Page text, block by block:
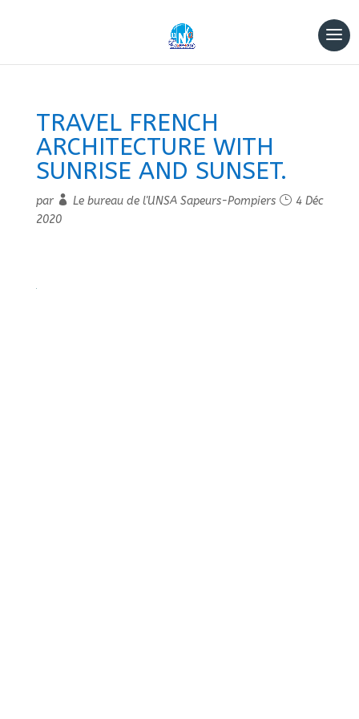
TRAVEL FRENCH
ARCHITECTURE WITH
SUNRISE AND SUNSET.
par Le bureau de l'UNSA Sapeurs-Pompiers
4 Déc
2020